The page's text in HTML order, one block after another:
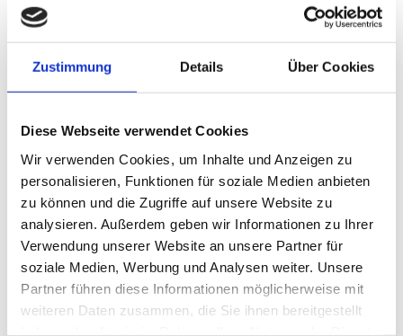
Zustimmung Details Über Cookies
Diese Webseite verwendet Cookies
Wir verwenden Cookies, um Inhalte und Anzeigen zu
personalisieren, Funktionen für soziale Medien anbieten
zu können und die Zugriffe auf unsere Website zu
analysieren. Außerdem geben wir Informationen zu Ihrer
Verwendung unserer Website an unsere Partner für
soziale Medien, Werbung und Analysen weiter. Unsere
Partner führen diese Informationen möglicherweise mit
weiteren Daten zusammen, die Sie ihnen bereitgestellt
Öffnungszeiten
Internationale Küche
Bistros
Bars
Cafés
Bio & Regionales
Ihr Urlaub
Unternehmungen
regionales Einkaufen
Sehenswertes
Ausflüge in die Region
Radfahren
Schiffsausflüge
Carolinchen-Bahn